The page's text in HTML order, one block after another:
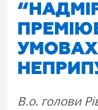
УМОВАХ
В.о. голови